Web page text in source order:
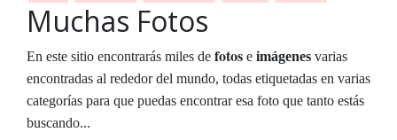
Muchas Fotos
En este sitio encontrarás miles de fotos e imágenes varias
encontradas al rededor del mundo, todas etiquetadas en varias
categorías para que puedas encontrar esa foto que tanto estás
buscando...